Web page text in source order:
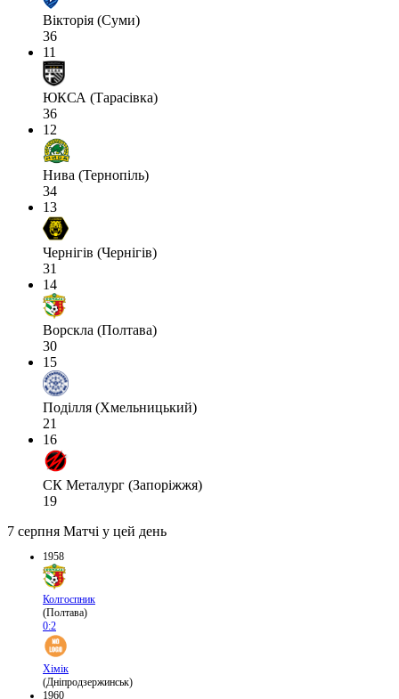
Вікторія (Суми)
36
11
ЮКСА (Тарасівка)
36
12
Нива (Тернопіль)
34
13
Чернігів (Чернігів)
31
14
Ворскла (Полтава)
30
15
Поділля (Хмельницький)
21
16
СК Металург (Запоріжжя)
19
7 серпня Матчі у цей день
1958
Колгоспник
(Полтава)
0:2
Хімік
(Дніпродзержинськ)
1960